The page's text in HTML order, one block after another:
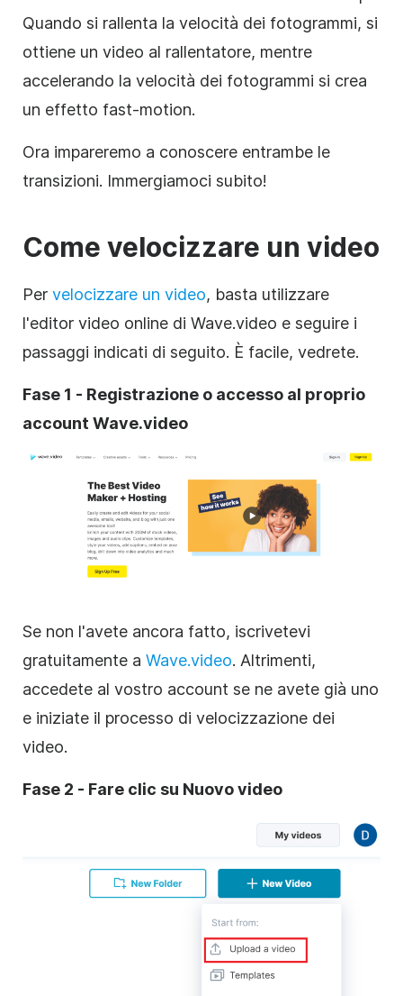
Quando si rallenta la velocità dei fotogrammi, si
ottiene un video al rallentatore, mentre
accelerando la velocità dei fotogrammi si crea
un effetto fast-motion.
Ora impareremo a conoscere entrambe le
transizioni. Immergiamoci subito!
Come velocizzare un video
Per velocizzare un video, basta utilizzare
l'editor video online di Wave.video e seguire i
passaggi indicati di seguito. È facile, vedrete.
Fase 1 - Registrazione o accesso al proprio
account Wave.video
Se non l'avete ancora fatto, iscrivetevi
gratuitamente a Wave.video. Altrimenti,
accedete al vostro account se ne avete già uno
e iniziate il processo di velocizzazione dei
video.
Fase 2 - Fare clic su Nuovo video